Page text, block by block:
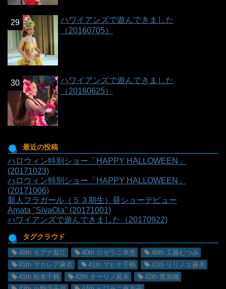
ハワイアンズで遊んできました
（20160705）
ハワイアンズで遊んできました
（20160625）
最近の投稿
ハロウィン特別ショー「HAPPY HALLOWEEN」
(20171023)
ハロウィン特別ショー「HAPPY HALLOWEEN」
(20171006)
新人フラガール（５３期生）昼ショーデビュー
Amata "SivaOla" (20171001)
ハワイアンズで遊んできました（20170922)
タグクラウド
40th モアナ梨江 40th ロゼラニ幸恵
40th 工藤むつみ
41th マカレア麻衣
41th マヒナ千鶴
41th リリノエ麻美
41th 松本千鶴
42th オーリノ苑未
42th 鷺加織